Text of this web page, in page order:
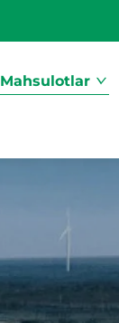
Mahsulotlar